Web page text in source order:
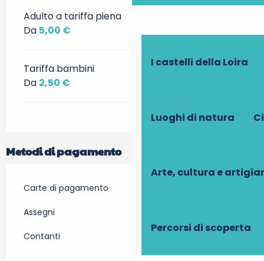
I castelli della Loira
Luoghi di natura
Arte, cultura e
Percorsi di scoperta
Adulto a tariffa piena
Da 5,00 €
Tariffa bambini
Da 2,50 €
Metodi di pagamento
Carte di pagamento
Assegni
Contanti